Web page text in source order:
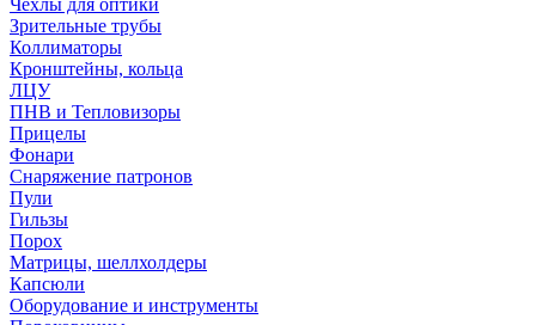
Чехлы для оптики
Зрительные трубы
Коллиматоры
Кронштейны, кольца
ЛЦУ
ПНВ и Тепловизоры
Прицелы
Фонари
Снаряжение патронов
Пули
Гильзы
Порох
Матрицы, шеллхолдеры
Капсюли
Оборудование и инструменты